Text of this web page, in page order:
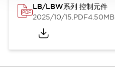
LB/LBW系列 控制元件
2025/10/15.PDF4.50MB